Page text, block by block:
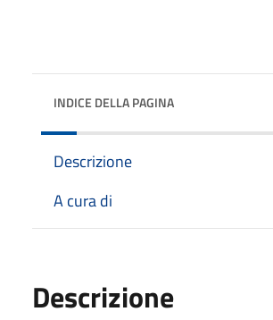
INDICE DELLA PAGINA
Descrizione
A cura di
Descrizione